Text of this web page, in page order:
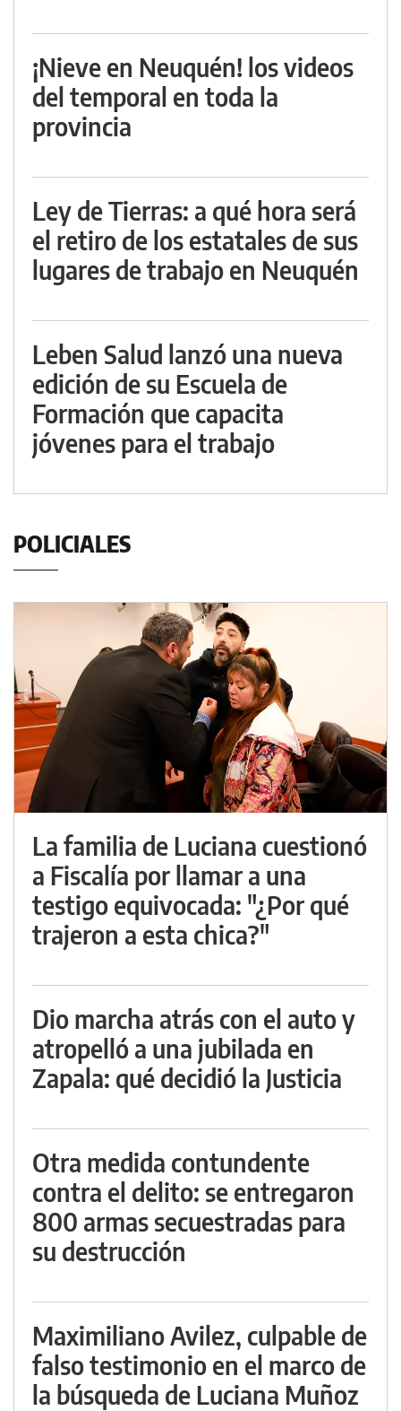
¡Nieve en Neuquén! los videos
del temporal en toda la
provincia
Ley de Tierras: a qué hora será
el retiro de los estatales de sus
lugares de trabajo en Neuquén
Leben Salud lanzó una nueva
edición de su Escuela de
Formación que capacita
jóvenes para el trabajo
POLICIALES
La familia de Luciana cuestionó
a Fiscalía por llamar a una
testigo equivocada: "¿Por qué
trajeron a esta chica?"
Dio marcha atrás con el auto y
atropelló a una jubilada en
Zapala: qué decidió la Justicia
Otra medida contundente
contra el delito: se entregaron
800 armas secuestradas para
su destrucción
Maximiliano Avilez, culpable de
falso testimonio en el marco de
la búsqueda de Luciana Muñoz